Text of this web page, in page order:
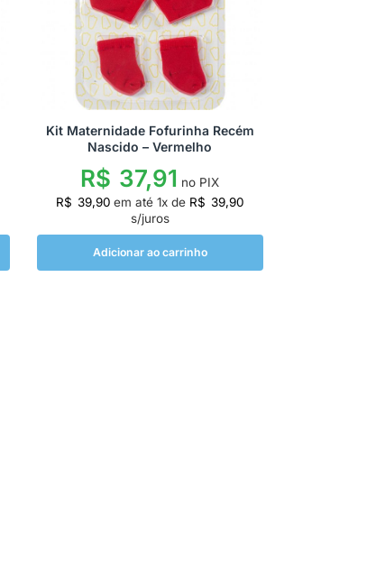
Kit Maternidade Fofurinha Recém
Nascido – Vermelho
R$ 37,91 no PIX
R$ 39,90 em até 1x de R$ 39,90
s/juros
Adicionar ao carrinho